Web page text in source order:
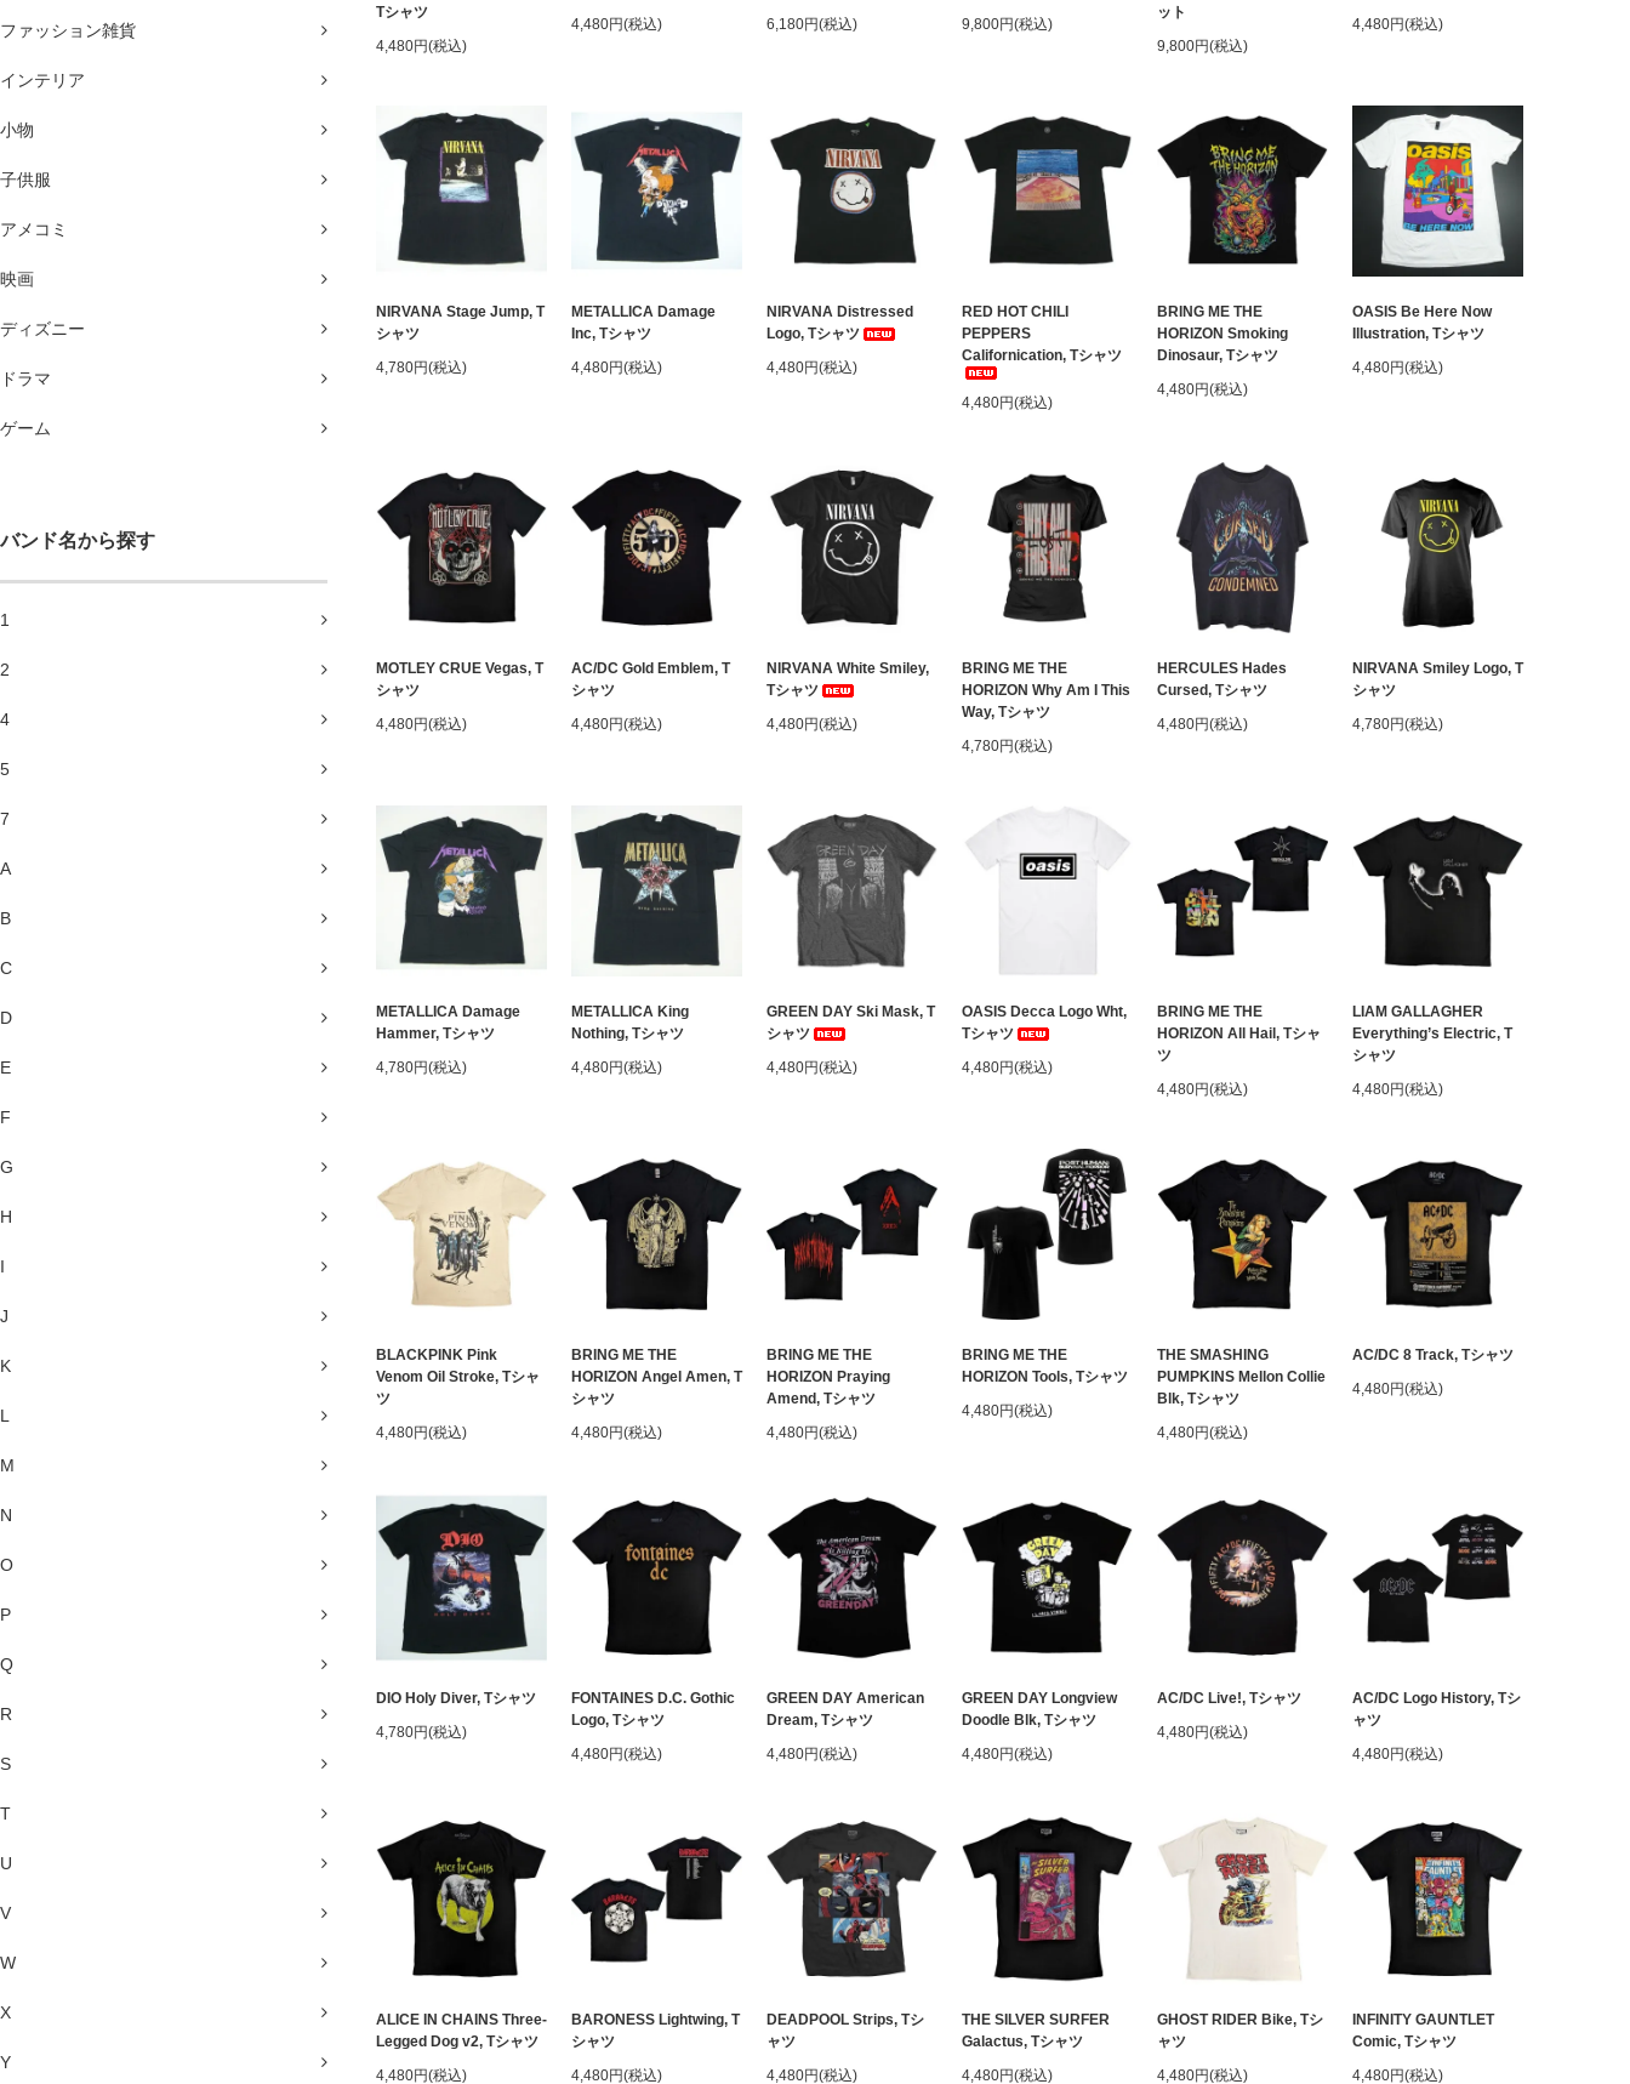
ファッション雑貨
インテリア
小物
子供服
アメコミ
映画
ディズニー
ドラマ
ゲーム
バンド名から探す
1
2
4
5
7
A
B
C
D
E
F
G
H
I
J
K
L
M
N
O
P
Q
R
S
T
U
V
W
X
Y
Tシャツ
4,480円(税込)
4,480円(税込)
6,180円(税込)
9,800円(税込)
ット
9,800円(税込)
4,480円(税込)
NIRVANA Stage Jump, T
シャツ
4,780円(税込)
METALLICA Damage
Inc, Tシャツ
4,480円(税込)
NIRVANA Distressed
Logo, Tシャツ
4,480円(税込)
RED HOT CHILI
PEPPERS
Californication, Tシャツ
4,480円(税込)
BRING ME THE
HORIZON Smoking
Dinosaur, Tシャツ
4,480円(税込)
OASIS Be Here Now
Illustration, Tシャツ
4,480円(税込)
MOTLEY CRUE Vegas, T
シャツ
4,480円(税込)
AC/DC Gold Emblem, T
シャツ
4,480円(税込)
NIRVANA White Smiley,
Tシャツ
4,480円(税込)
BRING ME THE
HORIZON Why Am I This
Way, Tシャツ
4,780円(税込)
HERCULES Hades
Cursed, Tシャツ
4,480円(税込)
NIRVANA Smiley Logo, T
シャツ
4,780円(税込)
METALLICA Damage
Hammer, Tシャツ
4,780円(税込)
METALLICA King
Nothing, Tシャツ
4,480円(税込)
GREEN DAY Ski Mask, T
シャツ
4,480円(税込)
OASIS Decca Logo Wht,
Tシャツ
4,480円(税込)
BRING ME THE
HORIZON All Hail, Tシャ
ツ
4,480円(税込)
LIAM GALLAGHER
Everything’s Electric, T
シャツ
4,480円(税込)
BLACKPINK Pink
Venom Oil Stroke, Tシャ
ツ
4,480円(税込)
BRING ME THE
HORIZON Angel Amen, T
シャツ
4,480円(税込)
BRING ME THE
HORIZON Praying
Amend, Tシャツ
4,480円(税込)
BRING ME THE
HORIZON Tools, Tシャツ
4,480円(税込)
THE SMASHING
PUMPKINS Mellon Collie
Blk, Tシャツ
4,480円(税込)
AC/DC 8 Track, Tシャツ
4,480円(税込)
DIO Holy Diver, Tシャツ
4,780円(税込)
FONTAINES D.C. Gothic
Logo, Tシャツ
4,480円(税込)
GREEN DAY American
Dream, Tシャツ
4,480円(税込)
GREEN DAY Longview
Doodle Blk, Tシャツ
4,480円(税込)
AC/DC Live!, Tシャツ
4,480円(税込)
AC/DC Logo History, Tシ
ャツ
4,480円(税込)
ALICE IN CHAINS Three-
Legged Dog v2, Tシャツ
4,480円(税込)
BARONESS Lightwing, T
シャツ
4,480円(税込)
DEADPOOL Strips, Tシ
ャツ
4,480円(税込)
THE SILVER SURFER
Galactus, Tシャツ
4,480円(税込)
GHOST RIDER Bike, Tシ
ャツ
4,480円(税込)
INFINITY GAUNTLET
Comic, Tシャツ
4,480円(税込)